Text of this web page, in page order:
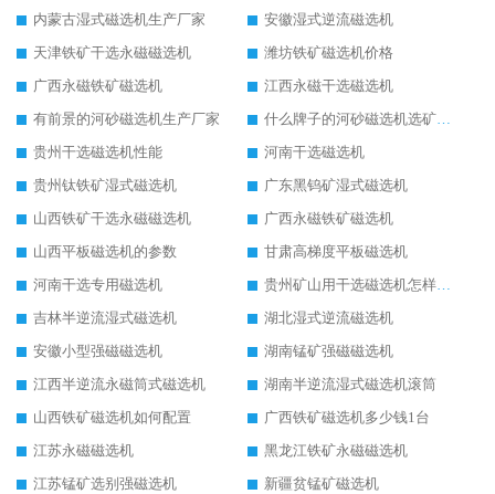
内蒙古湿式磁选机生产厂家
安徽湿式逆流磁选机
天津铁矿干选永磁磁选机
潍坊铁矿磁选机价格
广西永磁铁矿磁选机
江西永磁干选磁选机
有前景的河砂磁选机生产厂家
什么牌子的河砂磁选机选矿效果好
贵州干选磁选机性能
河南干选磁选机
贵州钛铁矿湿式磁选机
广东黑钨矿湿式磁选机
山西铁矿干选永磁磁选机
广西永磁铁矿磁选机
山西平板磁选机的参数
甘肃高梯度平板磁选机
河南干选专用磁选机
贵州矿山用干选磁选机怎样调磁
吉林半逆流湿式磁选机
湖北湿式逆流磁选机
安徽小型强磁磁选机
湖南锰矿强磁磁选机
江西半逆流永磁筒式磁选机
湖南半逆流湿式磁选机滚筒
山西铁矿磁选机如何配置
广西铁矿磁选机多少钱1台
江苏永磁磁选机
黑龙江铁矿永磁磁选机
江苏锰矿选别强磁选机
新疆贫锰矿磁选机